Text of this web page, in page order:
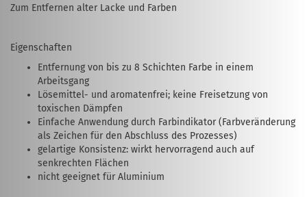
Zum Entfernen alter Lacke und Farben
Eigenschaften
Entfernung von bis zu 8 Schichten Farbe in einem
Arbeitsgang
Lösemittel- und aromatenfrei; keine Freisetzung von
toxischen Dämpfen
Einfache Anwendung durch Farbindikator (Farbveränderung
als Zeichen für den Abschluss des Prozesses)
gelartige Konsistenz: wirkt hervorragend auch auf
senkrechten Flächen
nicht geeignet für Aluminium